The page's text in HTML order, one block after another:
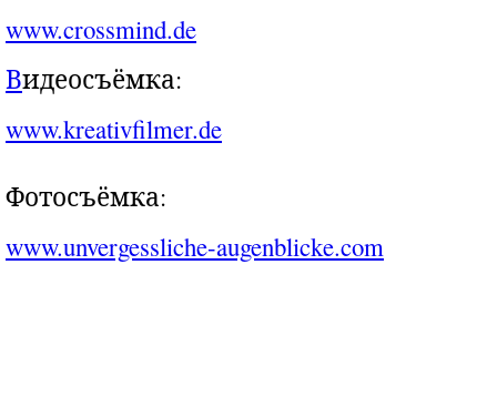
www.crossmind.de
Видеосъёмка:
www.kreativfilmer.de
Фотосъёмка:
www.unvergessliche-augenblicke.com